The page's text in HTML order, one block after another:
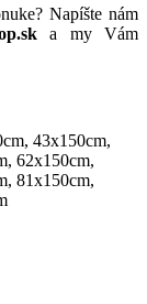
? Napíšte nám
a my
Vám
, 43x150cm,
, 62x150cm,
, 81x150cm,